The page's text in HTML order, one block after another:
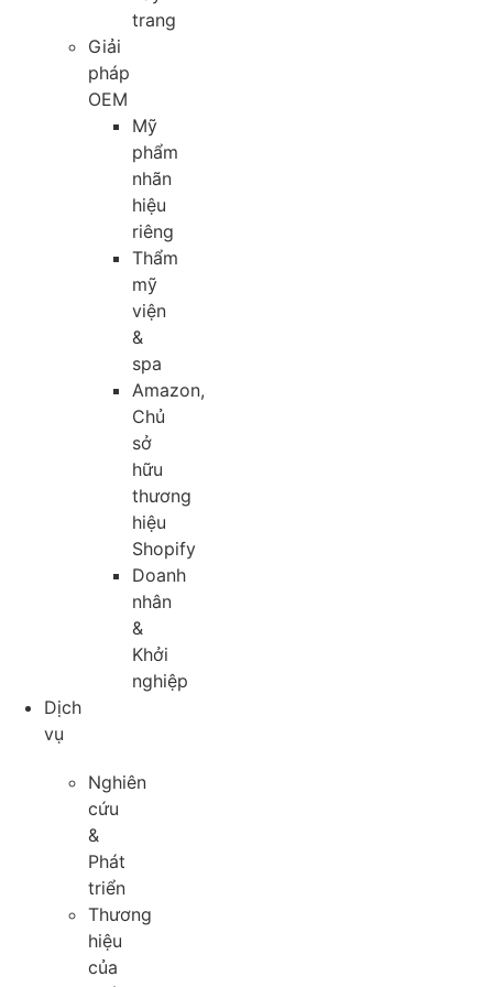
trang
Giải
pháp
OEM
Mỹ
phẩm
nhãn
hiệu
riêng
Thẩm
mỹ
viện
&
spa
Amazon,
Chủ
sở
hữu
thương
hiệu
Shopify
Doanh
nhân
&
Khởi
nghiệp
Dịch
vụ
Nghiên
cứu
&
Phát
triển
Thương
hiệu
của